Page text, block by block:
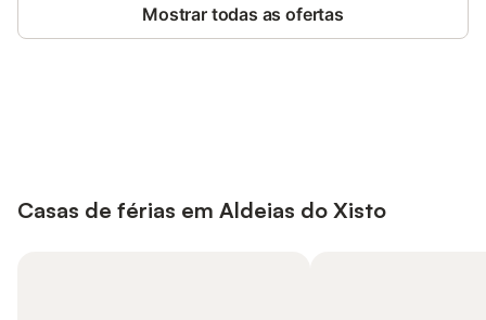
Mostrar todas as ofertas
Casas de férias em Aldeias do Xisto